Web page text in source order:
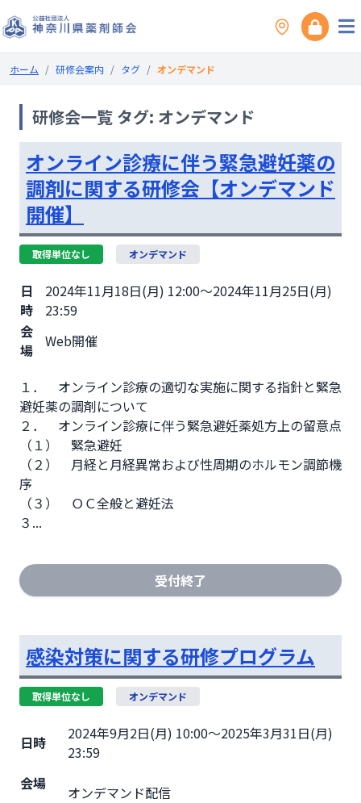
ホーム / 研修会案内 / タグ / オンデマンド
研修会一覧 タグ: オンデマンド
オンライン診療に伴う緊急避妊薬の
調剤に関する研修会【オンデマンド
開催】
取得単位なし オンデマンド
日
時
2024年11月18日(月) 12:00～2024年11月25日(月)
23:59
会
場
Web開催
１．	オンライン診療の適切な実施に関する指針と緊急
避妊薬の調剤について
２．	オンライン診療に伴う緊急避妊薬処方上の留意点
（１）	緊急避妊
（２）	月経と月経異常および性周期のホルモン調節機
序
（３）	ＯＣ全般と避妊法
３...
受付終了
感染対策に関する研修プログラム
取得単位なし オンデマンド
日時
2024年9月2日(月) 10:00～2025年3月31日(月)
23:59
会場
オンデマンド配信